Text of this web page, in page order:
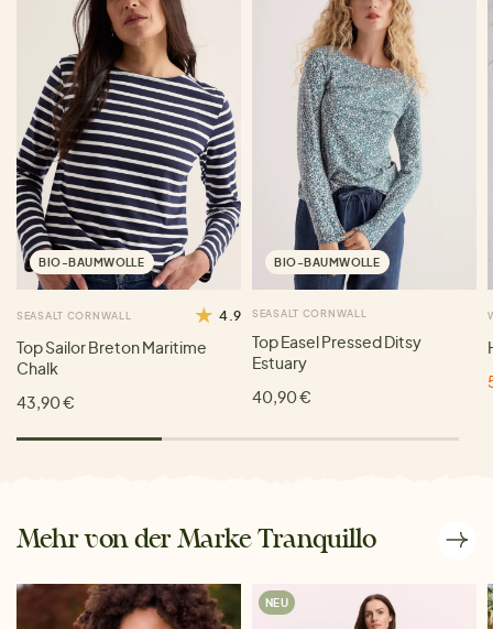
BIO-BAUMWOLLE
SEASALT CORNWALL 4.9
Top Sailor Breton Maritime
Chalk
43,90 €
BIO-BAUMWOLLE
SEASALT CORNWALL
Top Easel Pressed Ditsy
Estuary
40,90 €
Mehr von der Marke Tranquillo
NEU